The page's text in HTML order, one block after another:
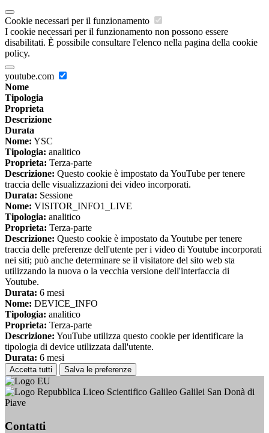
Cookie necessari per il funzionamento
I cookie necessari per il funzionamento non possono essere
disabilitati. È possibile consultare l'elenco nella pagina della cookie
policy.
youtube.com
Nome
Tipologia
Proprieta
Descrizione
Durata
Nome: YSC
Tipologia: analitico
Proprieta: Terza-parte
Descrizione: Questo cookie è impostato da YouTube per tenere
traccia delle visualizzazioni dei video incorporati.
Durata: Sessione
Nome: VISITOR_INFO1_LIVE
Tipologia: analitico
Proprieta: Terza-parte
Descrizione: Questo cookie è impostato da Youtube per tenere
traccia delle preferenze dell'utente per i video di Youtube incorporati
nei siti; può anche determinare se il visitatore del sito web sta
utilizzando la nuova o la vecchia versione dell'interfaccia di
Youtube.
Durata: 6 mesi
Nome: DEVICE_INFO
Tipologia: analitico
Proprieta: Terza-parte
Descrizione: YouTube utilizza questo cookie per identificare la
tipologia di device utilizzata dall'utente.
Durata: 6 mesi
Accetta tutti Salva le preferenze
Liceo Scientifico Galileo Galilei San Donà di
Piave
Contatti